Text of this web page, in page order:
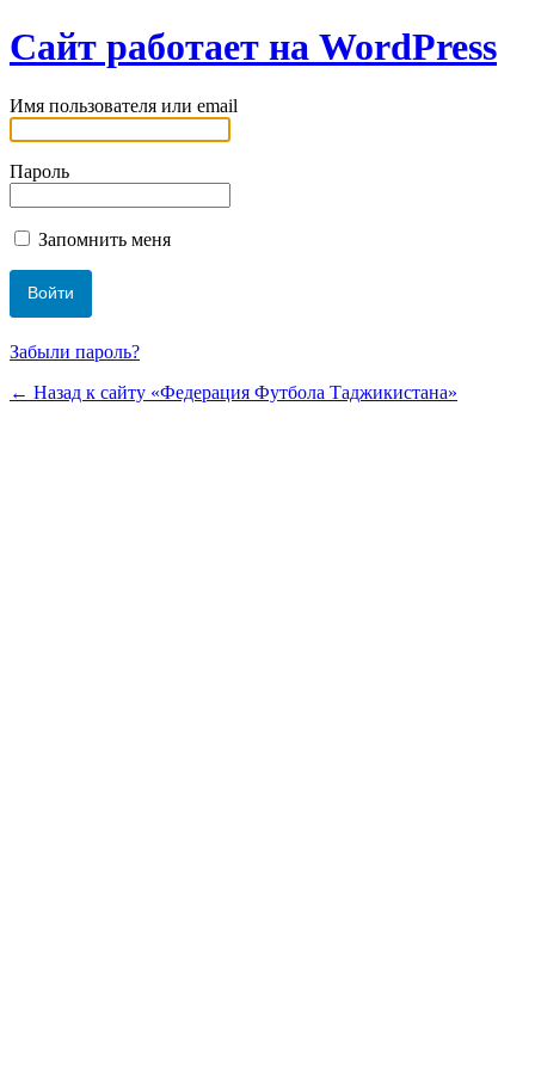
Сайт работает на WordPress
Имя пользователя или email
Пароль
Запомнить меня
Забыли пароль?
← Назад к сайту «Федерация Футбола Таджикистана»